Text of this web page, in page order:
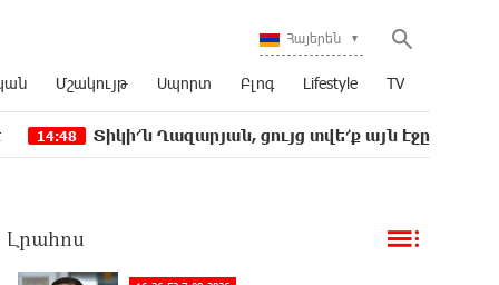
Հայերեն
Մշակույթ Սպորտ Բլոգ Lifestyle TV
Ղազարյան, ցույց տվե՜ք այն էջը, որտեղ գրված է
Լրահոս